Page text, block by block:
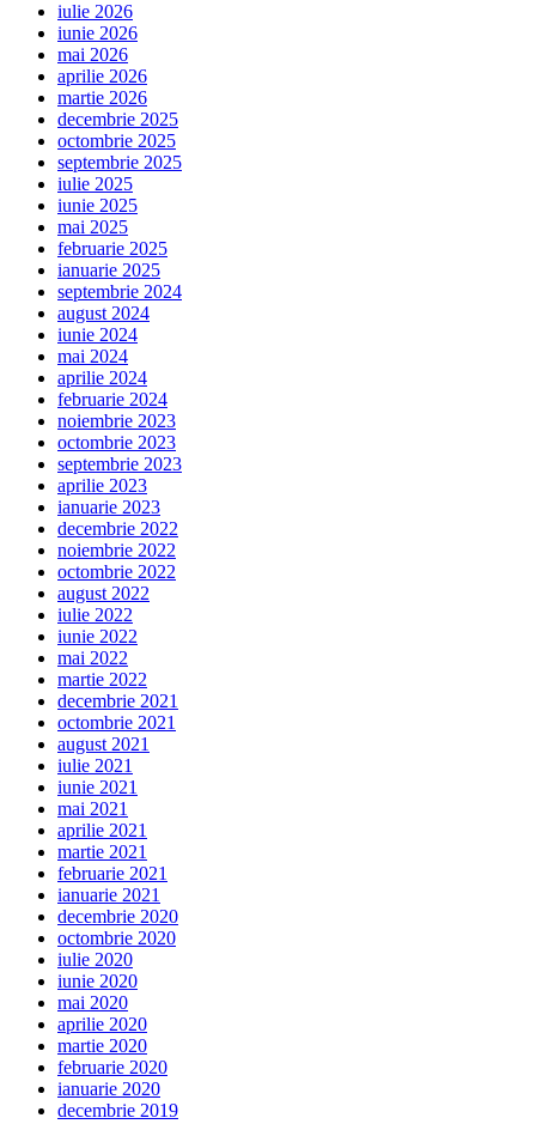
iulie 2026
iunie 2026
mai 2026
aprilie 2026
martie 2026
decembrie 2025
octombrie 2025
septembrie 2025
iulie 2025
iunie 2025
mai 2025
februarie 2025
ianuarie 2025
septembrie 2024
august 2024
iunie 2024
mai 2024
aprilie 2024
februarie 2024
noiembrie 2023
octombrie 2023
septembrie 2023
aprilie 2023
ianuarie 2023
decembrie 2022
noiembrie 2022
octombrie 2022
august 2022
iulie 2022
iunie 2022
mai 2022
martie 2022
decembrie 2021
octombrie 2021
august 2021
iulie 2021
iunie 2021
mai 2021
aprilie 2021
martie 2021
februarie 2021
ianuarie 2021
decembrie 2020
octombrie 2020
iulie 2020
iunie 2020
mai 2020
aprilie 2020
martie 2020
februarie 2020
ianuarie 2020
decembrie 2019